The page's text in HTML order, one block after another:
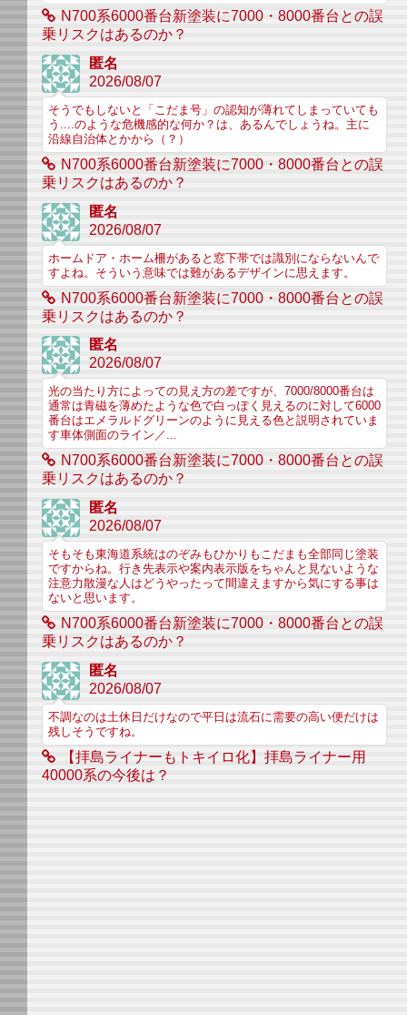
N700系6000番台新塗装に7000・8000番台との誤
乗リスクはあるのか？
匿名
2026/08/07
そうでもしないと「こだま号」の認知が薄れてしまっていても
う....のような危機感的な何か？は、あるんでしょうね。主に
沿線自治体とかから（？）
N700系6000番台新塗装に7000・8000番台との誤
乗リスクはあるのか？
匿名
2026/08/07
ホームドア・ホーム柵があると窓下帯では識別にならないんで
すよね。そういう意味では難があるデザインに思えます。
N700系6000番台新塗装に7000・8000番台との誤
乗リスクはあるのか？
匿名
2026/08/07
光の当たり方によっての見え方の差ですが、7000/8000番台は
通常は青磁を薄めたような色で白っぽく見えるのに対して6000
番台はエメラルドグリーンのように見える色と説明されていま
す車体側面のライン／...
N700系6000番台新塗装に7000・8000番台との誤
乗リスクはあるのか？
匿名
2026/08/07
そもそも東海道系統はのぞみもひかりもこだまも全部同じ塗装
ですからね。行き先表示や案内表示版をちゃんと見ないような
注意力散漫な人はどうやったって間違えますから気にする事は
ないと思います。
N700系6000番台新塗装に7000・8000番台との誤
乗リスクはあるのか？
匿名
2026/08/07
不調なのは土休日だけなので平日は流石に需要の高い便だけは
残しそうですね。
【拝島ライナーもトキイロ化】拝島ライナー用
40000系の今後は？